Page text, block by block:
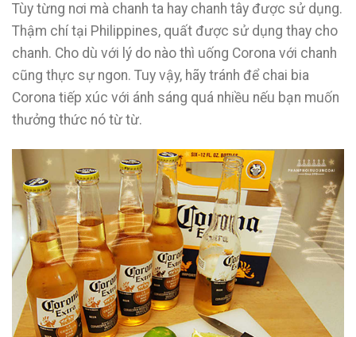
Tùy từng nơi mà chanh ta hay chanh tây được sử dụng.
Thậm chí tại Philippines, quất được sử dụng thay cho
chanh. Cho dù với lý do nào thì uống Corona với chanh
cũng thực sự ngon. Tuy vậy, hãy tránh để chai bia
Corona tiếp xúc với ánh sáng quá nhiều nếu bạn muốn
thưởng thức nó từ từ.